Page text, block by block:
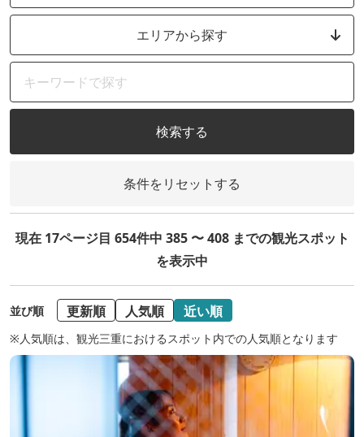
エリアから探す
検索する
条件をリセットする
現在 17ページ目 654件中 385 〜 408 までの観光スポット
を表示中
並び順 更新順 人気順 近い順
※人気順は、観光三重におけるスポット内での人気順となります